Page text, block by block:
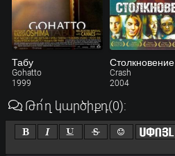
Табу
Gohatto
1999
Столкновение
Crash
2004
Թո՛ղ կարծիքդ(0):